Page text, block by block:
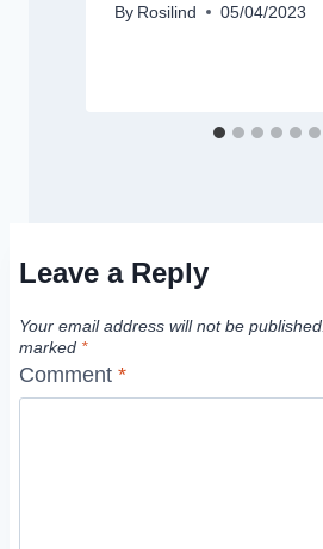
By Rosilind 05/04/2023
Leave a Reply
Your email address will not be published.
marked *
Comment *